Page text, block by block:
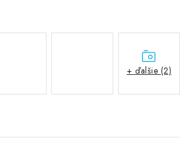
+ ďalšie (2)